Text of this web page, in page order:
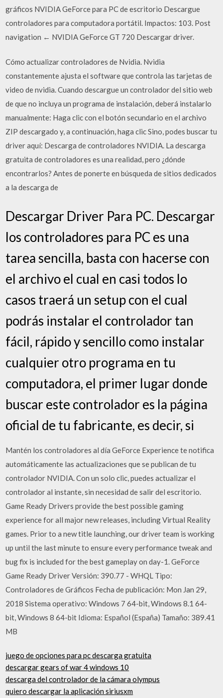
gráficos NVIDIA GeForce para PC de escritorio Descargue
controladores para computadora portátil. Impactos: 103. Post
navigation ← NVIDIA GeForce GT 720 Descargar driver.
Cómo actualizar controladores de Nvidia. Nvidia
constantemente ajusta el software que controla las tarjetas de
video de nvidia. Cuando descargue un controlador del sitio web
de que no incluya un programa de instalación, deberá instalarlo
manualmente: Haga clic con el botón secundario en el archivo
ZIP descargado y, a continuación, haga clic Sino, podes buscar tu
driver aquí: Descarga de controladores NVIDIA. La descarga
gratuita de controladores es una realidad, pero ¿dónde
encontrarlos? Antes de ponerte en búsqueda de sitios dedicados
a la descarga de
Descargar Driver Para PC. Descargar
los controladores para PC es una
tarea sencilla, basta con hacerse con
el archivo el cual en casi todos lo
casos traerá un setup con el cual
podrás instalar el controlador tan
fácil, rápido y sencillo como instalar
cualquier otro programa en tu
computadora, el primer lugar donde
buscar este controlador es la página
oficial de tu fabricante, es decir, si
Mantén los controladores al día GeForce Experience te notifica
automáticamente las actualizaciones que se publican de tu
controlador NVIDIA. Con un solo clic, puedes actualizar el
controlador al instante, sin necesidad de salir del escritorio.
Game Ready Drivers provide the best possible gaming
experience for all major new releases, including Virtual Reality
games. Prior to a new title launching, our driver team is working
up until the last minute to ensure every performance tweak and
bug fix is included for the best gameplay on day-1. GeForce
Game Ready Driver Versión: 390.77 - WHQL Tipo:
Controladores de Gráficos Fecha de publicación: Mon Jan 29,
2018 Sistema operativo: Windows 7 64-bit, Windows 8.1 64-
bit, Windows 8 64-bit Idioma: Español (España) Tamaño: 389.41
MB
juego de opciones para pc descarga gratuita
descargar gears of war 4 windows 10
descarga del controlador de la cámara olympus
quiero descargar la aplicación siriusxm